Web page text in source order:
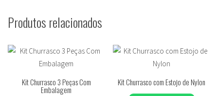
Produtos relacionados
Kit Churrasco 3 Peças Com
Embalagem
Kit Churrasco com Estojo de Nylon